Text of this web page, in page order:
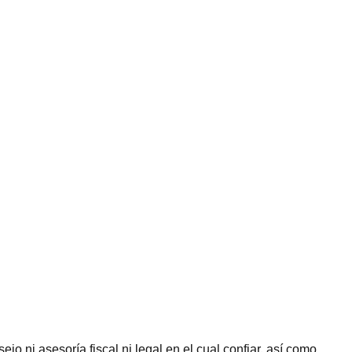
ni asesoría fiscal ni legal en el cual confiar, así como